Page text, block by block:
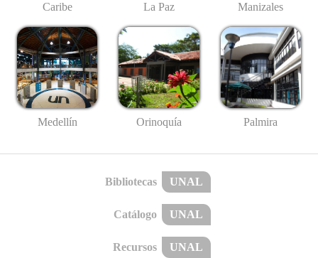
Caribe La Paz Manizales
Medellín Orinoquía Palmira
Bibliotecas UNAL
Catálogo UNAL
Recursos UNAL